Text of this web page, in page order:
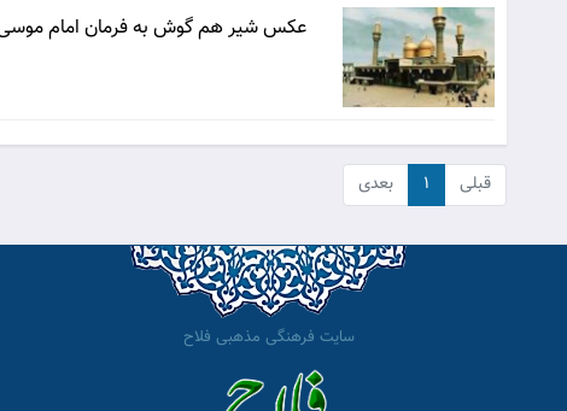
عكس شیر هم گوش به فرمان امام موسى
قبلی ۱ بعدی
سایت فرهنگی مذهبی فلاح